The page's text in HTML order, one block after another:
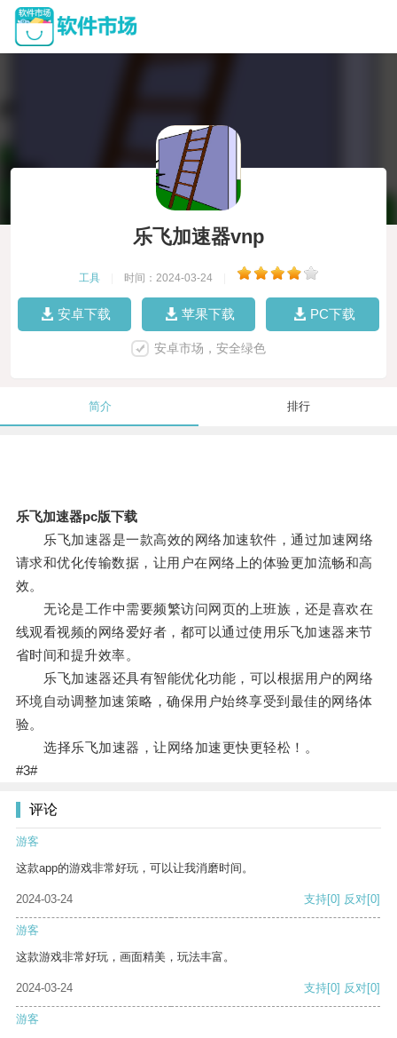
乐飞加速器vnp
工具 时间：2024-03-24
安卓下载 苹果下载 PC下载
安卓市场，安全绿色
简介 排行
乐飞加速器pc版下载
乐飞加速器是一款高效的网络加速软件，通过加速网络
请求和优化传输数据，让用户在网络上的体验更加流畅和高
效。
无论是工作中需要频繁访问网页的上班族，还是喜欢在
线观看视频的网络爱好者，都可以通过使用乐飞加速器来节
省时间和提升效率。
乐飞加速器还具有智能优化功能，可以根据用户的网络
环境自动调整加速策略，确保用户始终享受到最佳的网络体
验。
选择乐飞加速器，让网络加速更快更轻松！。
#3#
评论
游客
这款app的游戏非常好玩，可以让我消磨时间。
2024-03-24 支持[0] 反对[0]
游客
这款游戏非常好玩，画面精美，玩法丰富。
2024-03-24 支持[0] 反对[0]
游客